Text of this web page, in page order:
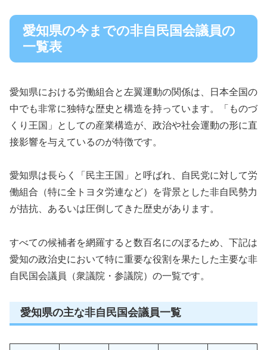
愛知県の今までの非自民国会議員の
一覧表
愛知県における労働組合と左翼運動の関係は、日本全国の
中でも非常に独特な歴史と構造を持っています。「ものづ
くり王国」としての産業構造が、政治や社会運動の形に直
接影響を与えているのが特徴です。
愛知県は長らく「民主王国」と呼ばれ、自民党に対して労
働組合（特に全トヨタ労連など）を背景とした非自民勢力
が拮抗、あるいは圧倒してきた歴史があります。
すべての候補者を網羅すると数百名にのぼるため、下記は
愛知の政治史において特に重要な役割を果たした主要な非
自民国会議員（衆議院・参議院）の一覧です。
愛知県の主な非自民国会議員一覧